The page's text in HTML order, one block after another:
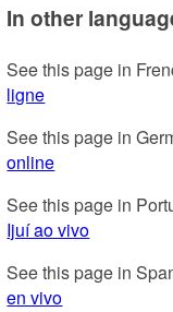
In other
See this page in
ligne
See this page in
online
See this page in
Ijuí ao vivo
See this page in
en vivo